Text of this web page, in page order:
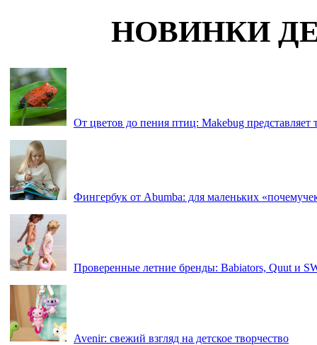
НОВИНКИ
От цветов до пения птиц: Makebug представляет
Фингербук от Abumba: для маленьких
Проверенные летние бренды: Babiators, Quut и
Avenir: свежий взгляд на детское творчество